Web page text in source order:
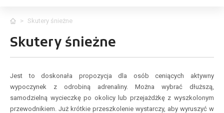
> Skutery śnieżne
Skutery śnieżne
Jest to doskonała propozycja dla osób ceniących aktywny
wypoczynek z odrobiną adrenaliny. Można wybrać dłuższą,
samodzielną wycieczkę po okolicy lub przejażdżkę z wyszkolonym
przewodnikiem. Już krótkie przeszkolenie wystarczy, aby wyruszyć w